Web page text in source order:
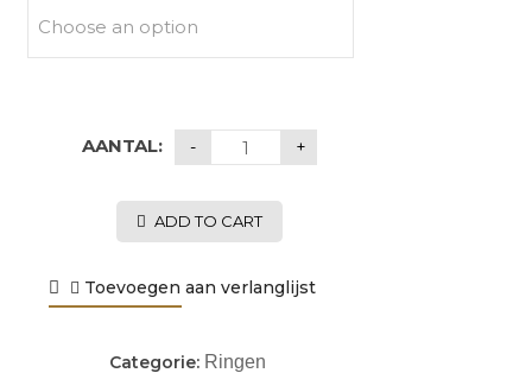
AANTAL:
ADD TO CART
Toevoegen aan verlanglijst
Categorie: Ringen